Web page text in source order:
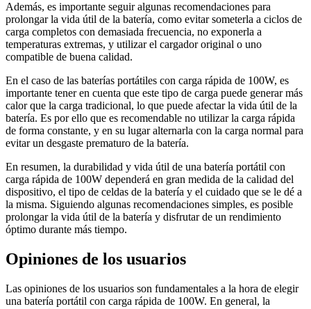
Además, es importante seguir algunas recomendaciones para
prolongar la vida útil de la batería, como evitar someterla a ciclos de
carga completos con demasiada frecuencia, no exponerla a
temperaturas extremas, y utilizar el cargador original o uno
compatible de buena calidad.
En el caso de las baterías portátiles con carga rápida de 100W, es
importante tener en cuenta que este tipo de carga puede generar más
calor que la carga tradicional, lo que puede afectar la vida útil de la
batería. Es por ello que es recomendable no utilizar la carga rápida
de forma constante, y en su lugar alternarla con la carga normal para
evitar un desgaste prematuro de la batería.
En resumen, la durabilidad y vida útil de una batería portátil con
carga rápida de 100W dependerá en gran medida de la calidad del
dispositivo, el tipo de celdas de la batería y el cuidado que se le dé a
la misma. Siguiendo algunas recomendaciones simples, es posible
prolongar la vida útil de la batería y disfrutar de un rendimiento
óptimo durante más tiempo.
Opiniones de los usuarios
Las opiniones de los usuarios son fundamentales a la hora de elegir
una batería portátil con carga rápida de 100W. En general, la